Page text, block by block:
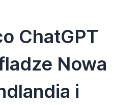
ChatGPT
Nowa
i